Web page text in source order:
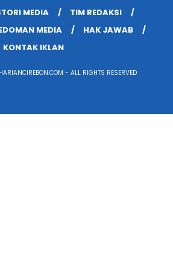
MEDIA
TIM REDAKSI
MEDIA
HAK JAWAB
KONTAK IKLAN
- ALL RIGHTS RESERVED